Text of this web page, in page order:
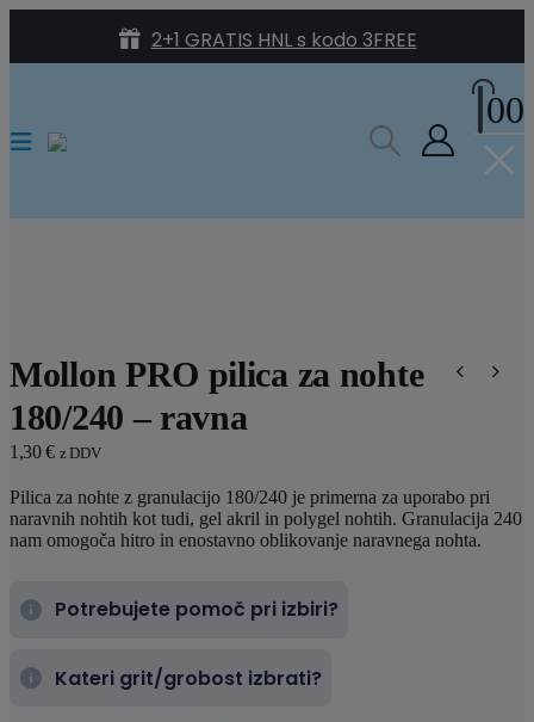
2+1 GRATIS HNL s kodo 3FREE
HSS Permanentni laki 2+1 GRATIS
00
Mollon PRO pilica za nohte
180/240 – ravna
1,30€ z DDV
Pilica za nohte z granulacijo 180/240 je primerna za uporabo pri
naravnih nohtih kot tudi, gel akril in polygel nohtih. Granulacija 240
nam omogoča hitro in enostavno oblikovanje naravnega nohta.
Potrebujete pomoč pri izbiri?
Kateri grit/grobost izbrati?